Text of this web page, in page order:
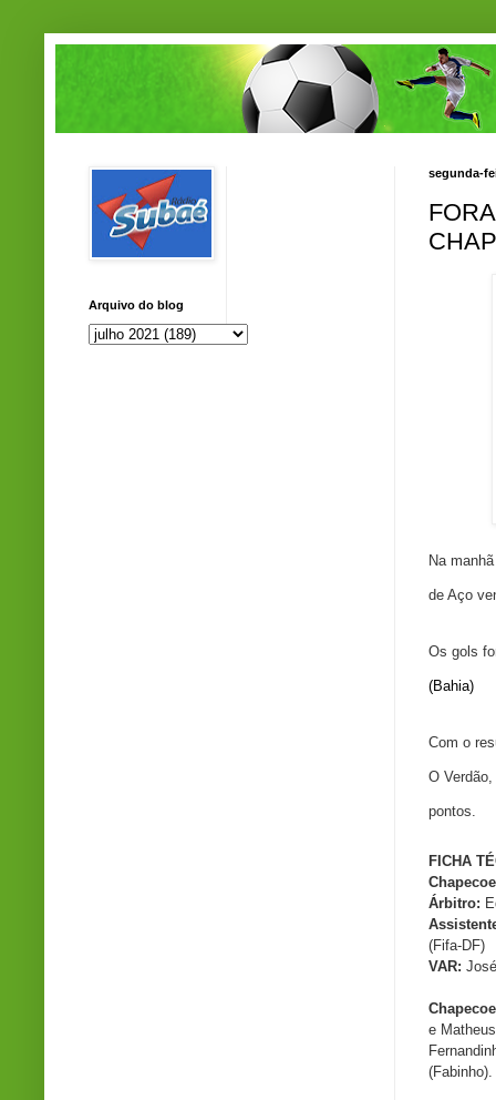
segunda-
Na
de Aço
Os gols
(Bahia)
Com o
O
pontos.
FICHA
Árbitro:
(Fifa-DF)
VAR:
e
(Fabinho).
Arquivo do blog